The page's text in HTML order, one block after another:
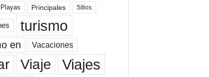
Playas Principales Sitios
turismo
en Vacaciones
Viaje Viajes